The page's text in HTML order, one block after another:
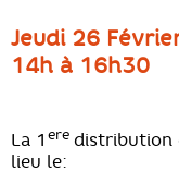
Jeudi 26
14h à 16h30
La 1 ere distribution
lieu le: